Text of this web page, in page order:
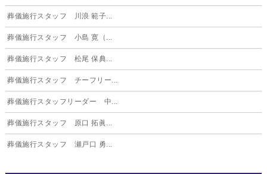
葬儀施行スタッフ 川浪 範子...
葬儀施行スタッフ 小島 寛（...
葬儀施行スタッフ 松尾 保典...
葬儀施行スタッフ チーフリー...
葬儀施行スタッフリーダー 中...
葬儀施行スタッフ 原口 拓眞...
葬儀施行スタッフ 瀬戸口 勇...